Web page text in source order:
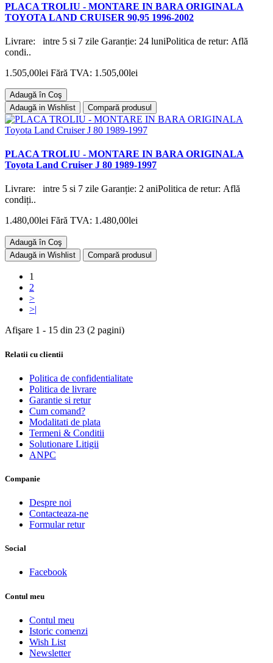
PLACA TROLIU - MONTARE IN BARA ORIGINALA
TOYOTA LAND CRUISER 90,95 1996-2002
Livrare: intre 5 si 7 zile Garanție: 24 luniPolitica de retur: Află
condi..
1.505,00lei Fără TVA: 1.505,00lei
Adaugă în Coş
Adaugă in Wishlist
Compară produsul
PLACA TROLIU - MONTARE IN BARA ORIGINALA
Toyota Land Cruiser J 80 1989-1997
Livrare: intre 5 si 7 zile Garanție: 2 aniPolitica de retur: Află
condiți..
1.480,00lei Fără TVA: 1.480,00lei
Adaugă în Coş
Adaugă in Wishlist
Compară produsul
1
2
>
>|
Afişare 1 - 15 din 23 (2 pagini)
Relatii cu clientii
Politica de confidentialitate
Politica de livrare
Garantie si retur
Cum comand?
Modalitati de plata
Termeni & Conditii
Solutionare Litigii
ANPC
Companie
Despre noi
Contacteaza-ne
Formular retur
Social
Facebook
Contul meu
Contul meu
Istoric comenzi
Wish List
Newsletter